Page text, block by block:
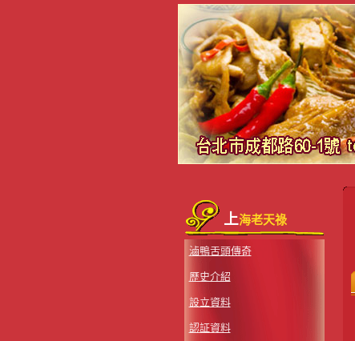
上海老天祿
滷鴨舌頭傳奇
歷史介紹
設立資料
認証資料